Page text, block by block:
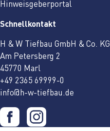
Hinweisgeberportal
Schnellkontakt
H & W Tiefbau GmbH & Co. KG
Am Petersberg 2
45770 Marl
+49 2365 69999-0
info@h-w-tiefbau.de